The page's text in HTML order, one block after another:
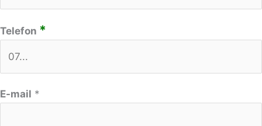
Telefon *
E-mail *